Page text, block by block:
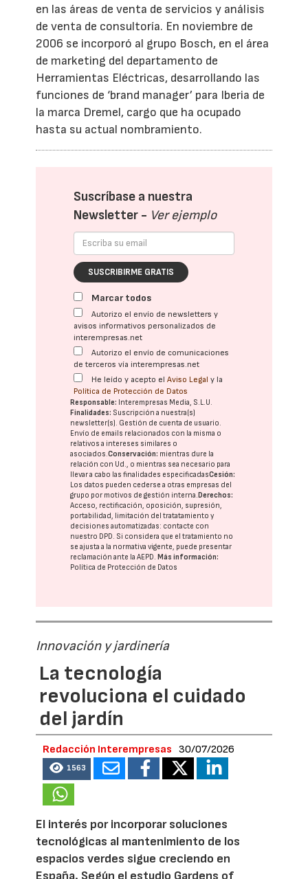
en las áreas de venta de servicios y análisis
de venta de consultoría. En noviembre de
2006 se incorporó al grupo Bosch, en el área
de marketing del departamento de
Herramientas Eléctricas, desarrollando las
funciones de ‘brand manager’ para Iberia de
la marca Dremel, cargo que ha ocupado
hasta su actual nombramiento.
Suscríbase a nuestra
Newsletter - Ver ejemplo
SUSCRIBIRME GRATIS
Marcar todos
Autorizo el envío de newsletters y
avisos informativos personalizados de
interempresas.net
Autorizo el envío de comunicaciones
de terceros vía interempresas.net
He leído y acepto elAviso Legal y la
Política de Protección de Datos
Responsable: Interempresas Media, S.L.U.
Finalidades: Suscripción a nuestra(s)
newsletter(s). Gestión de cuenta de usuario.
Envío de emails relacionados con la misma o
relativos a intereses similares o
asociados.Conservación: mientras dure la
relación con Ud., o mientras sea necesario para
llevar a cabo las finalidades especificadasCesión:
Los datos pueden cederse a otras empresas del
grupo por motivos de gestión interna.Derechos:
Acceso, rectificación, oposición, supresión,
portabilidad, limitación del tratatamiento y
decisiones automatizadas: contacte con
nuestro DPD. Si considera que el tratamiento no
se ajusta a la normativa vigente, puede presentar
reclamación ante laAEPD.Más información:
Política de Protección de Datos
Innovación y jardinería
La tecnología
revoluciona el cuidado
del jardín
Redacción Interempresas 30/07/2026
1563
El interés por incorporar soluciones
tecnológicas al mantenimiento de los
espacios verdes sigue creciendo en
España. Según el estudio Gardens of